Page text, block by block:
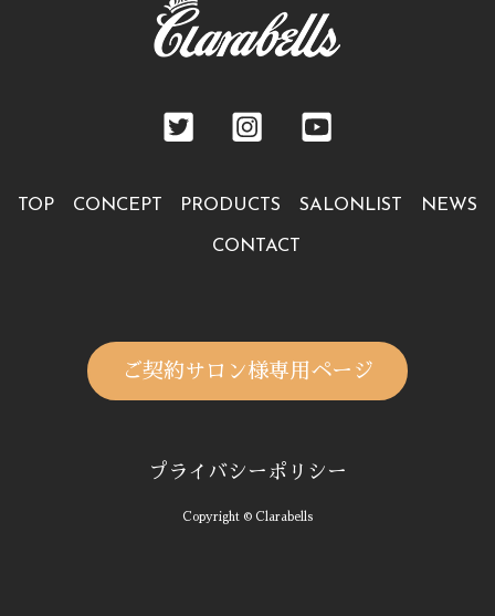
TOP CONCEPT PRODUCTS SALONLIST NEWS
CONTACT
ご契約サロン様専用ページ
プライバシーポリシー
Copyright © Clarabells